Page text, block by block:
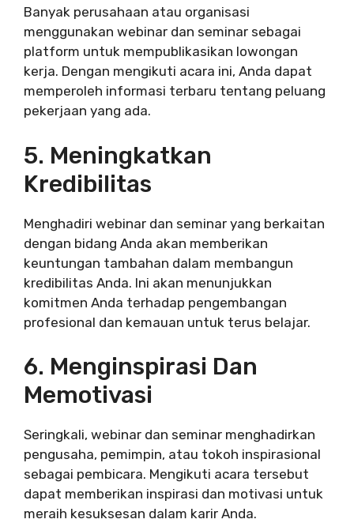
Banyak perusahaan atau organisasi
menggunakan webinar dan seminar sebagai
platform untuk mempublikasikan lowongan
kerja. Dengan mengikuti acara ini, Anda dapat
memperoleh informasi terbaru tentang peluang
pekerjaan yang ada.
5. Meningkatkan
Kredibilitas
Menghadiri webinar dan seminar yang berkaitan
dengan bidang Anda akan memberikan
keuntungan tambahan dalam membangun
kredibilitas Anda. Ini akan menunjukkan
komitmen Anda terhadap pengembangan
profesional dan kemauan untuk terus belajar.
6. Menginspirasi Dan
Memotivasi
Seringkali, webinar dan seminar menghadirkan
pengusaha, pemimpin, atau tokoh inspirasional
sebagai pembicara. Mengikuti acara tersebut
dapat memberikan inspirasi dan motivasi untuk
meraih kesuksesan dalam karir Anda.